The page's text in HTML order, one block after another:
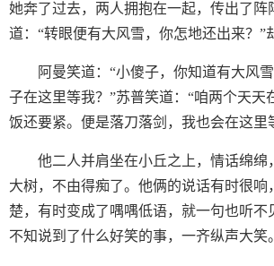
她奔了过去，两人拥抱在一起，传出了阵
道：“转眼便有大风雪，你怎地还出来？”
阿曼笑道：“小傻子，你知道有大风
子在这里等我？”苏普笑道：“咱两个天天
饭还要紧。便是落刀落剑，我也会在这里
他二人并肩坐在小丘之上，情话绵绵
大树，不由得痴了。他俩的说话有时很响
楚，有时变成了喁喁低语，就一句也听不
不知说到了什么好笑的事，一齐纵声大笑。